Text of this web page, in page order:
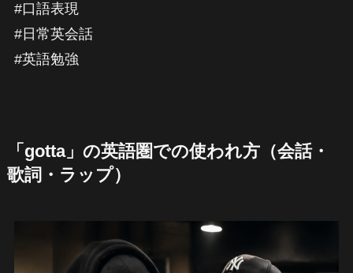
#口語表現
#日常英会話
#英語勉強
「gotta」の英語圏での使われ方（会話・
歌詞・ラップ）